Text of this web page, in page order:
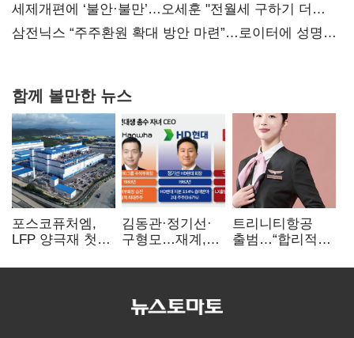
지지도 '50% 아래로'(종합)
세제개편에 ‘불안·불만’…오세훈 "전월세 구하기 더
힘들어질 것"
삼전닉스 “주주환원 확대 방안 마련”…로이터에 성명
함께 볼만한 뉴스
포스코퓨처엠,
LFP 양극재 첫
ESS 시장 공략
김동관·정기선·
구형모…재계,
전성시대
트리니티항공
출범…“합리적
서비스로 승부”